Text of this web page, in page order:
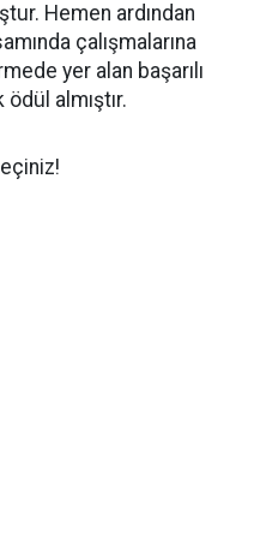
Hemen ardından
çalışmalarına
yer alan başarılı
almıştır.